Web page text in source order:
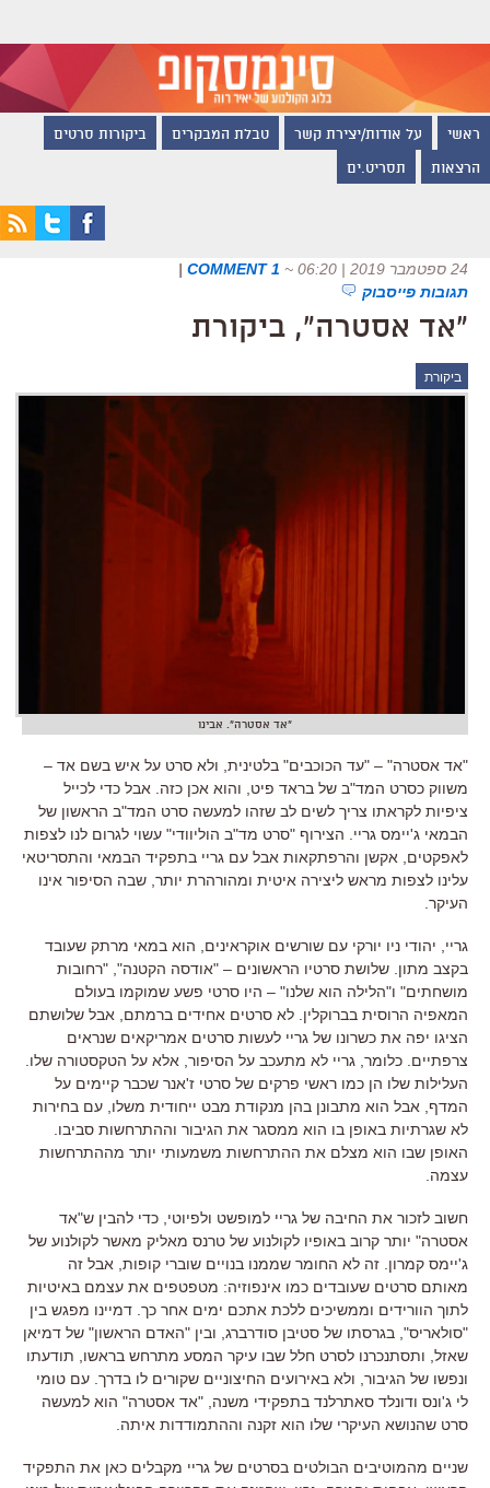
ראשי על אודות/יצירת קשר טבלת המבקרים ביקורות סרטים
הרצאות תסריט.ים
24 ספטמבר 2019 | 06:20 ~
1 COMMENT
|
תגובות פייסבוק
"אד אסטרה", ביקורת
ביקורת
"אד אסטרה". אבינו
"אד אסטרה" – "עד הכוכבים" בלטינית, ולא סרט על איש בשם אד –
משווק כסרט המד"ב של בראד פיט, והוא אכן כזה. אבל כדי לכייל
ציפיות לקראתו צריך לשים לב שזהו למעשה סרט המד"ב הראשון של
הבמאי ג'יימס גריי. הצירוף "סרט מד"ב הוליוודי" עשוי לגרום לנו לצפות
לאפקטים, אקשן והרפתקאות אבל עם גריי בתפקיד הבמאי והתסריטאי
עלינו לצפות מראש ליצירה איטית ומהורהרת יותר, שבה הסיפור אינו
העיקר.
גריי, יהודי ניו יורקי עם שורשים אוקראינים, הוא במאי מרתק שעובד
בקצב מתון. שלושת סרטיו הראשונים – "אודסה הקטנה", "רחובות
מושחתים" ו"הלילה הוא שלנו" – היו סרטי פשע שמוקמו בעולם
המאפיה הרוסית בברוקלין. לא סרטים אחידים ברמתם, אבל שלושתם
הציגו יפה את כשרונו של גריי לעשות סרטים אמריקאים שנראים
צרפתיים. כלומר, גריי לא מתעכב על הסיפור, אלא על הטקסטורה שלו.
העלילות שלו הן כמו ראשי פרקים של סרטי ז'אנר שכבר קיימים על
המדף, אבל הוא מתבונן בהן מנקודת מבט ייחודית משלו, עם בחירות
לא שגרתיות באופן בו הוא ממסגר את הגיבור וההתרחשות סביבו.
האופן שבו הוא מצלם את ההתרחשות משמעותי יותר מההתרחשות
עצמה.
חשוב לזכור את החיבה של גריי למופשט ולפיוטי, כדי להבין ש"אד
אסטרה" יותר קרוב באופיו לקולנוע של טרנס מאליק מאשר לקולנוע של
ג'יימס קמרון. זה לא החומר שממנו בנויים שוברי קופות, אבל זה
מאותם סרטים שעובדים כמו אינפוזיה: מטפטפים את עצמם באיטיות
לתוך הוורידים וממשיכים ללכת אתכם ימים אחר כך. דמיינו מפגש בין
"סולאריס", בגרסתו של סטיבן סודרברג, ובין "האדם הראשון" של דמיאן
שאזל, ותסתנכרנו לסרט חלל שבו עיקר המסע מתרחש בראשו, תודעתו
ונפשו של הגיבור, ולא באירועים החיצוניים שקורים לו בדרך. עם טומי
לי ג'ונס ודונלד סאתרלנד בתפקידי משנה, "אד אסטרה" הוא למעשה
סרט שהנושא העיקרי שלו הוא זקנה וההתמודדות איתה.
שניים מהמוטיבים הבולטים בסרטים של גריי מקבלים כאן את התפקיד